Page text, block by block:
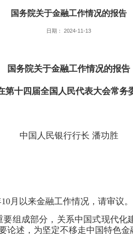
国务院关于金融工作情况的报告
日期： 2024-11-13
国务院关于金融工作情况的报告
第十四届全国人民代表大会常务
中国人民银行行长 潘功胜
月以来金融工作情况，请审议。
组成部分，关系中国式现代
论述，为坚定不移走中国特色